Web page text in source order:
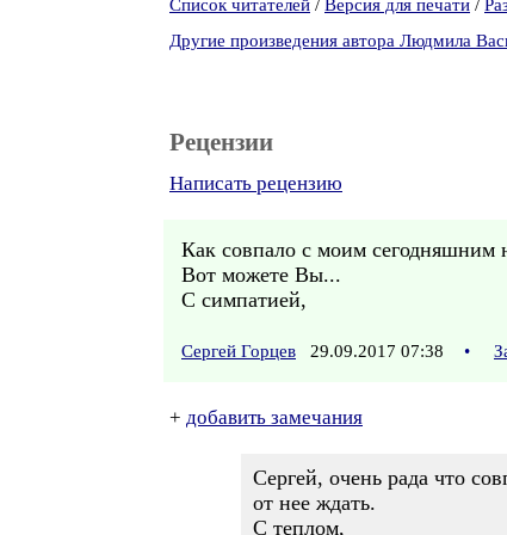
Список читателей / Версия для печати /
Другие произведения автора Людмила
Рецензии
Написать рецензию
Как совпало с моим сегодняшним
Вот можете Вы...
С симпатией,
Сергей Горцев 29.09.2017 07:38 •
+ добавить замечания
Сергей, очень рада что
от нее ждать.
С теплом,